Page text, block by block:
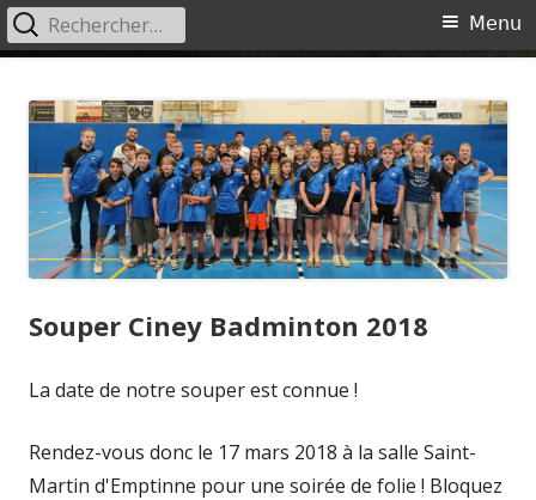
Menu
Menu
Rechercher :
Souper Ciney Badminton 2018
La date de notre souper est connue !
Rendez-vous donc le 17 mars 2018 à la salle Saint-
Martin d'Emptinne pour une soirée de folie ! Bloquez